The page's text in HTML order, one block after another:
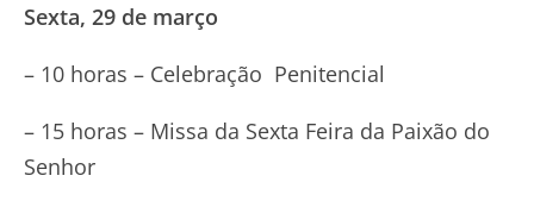
Sexta, 29 de março
– 10 horas – Celebração Penitencial
– 15 horas – Missa da Sexta Feira da Paixão do
Senhor